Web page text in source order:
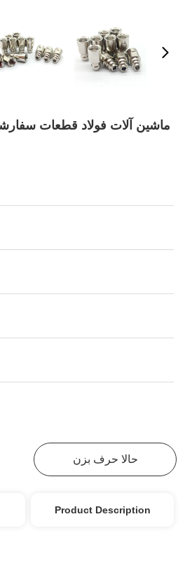
ماشین آلات فولاد قطعات
حالا حرف بزن
Product Description